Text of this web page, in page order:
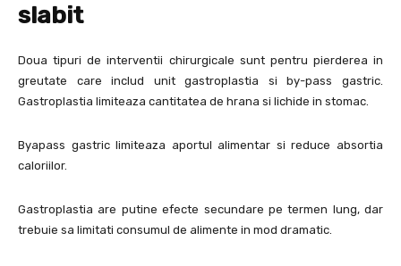
slabit
Doua tipuri de interventii chirurgicale sunt pentru pierderea in
greutate care includ unit gastroplastia si by-pass gastric.
Gastroplastia limiteaza cantitatea de hrana si lichide in stomac.
Byapass gastric limiteaza aportul alimentar si reduce absortia
caloriilor.
Gastroplastia are putine efecte secundare pe termen lung, dar
trebuie sa limitati consumul de alimente in mod dramatic.